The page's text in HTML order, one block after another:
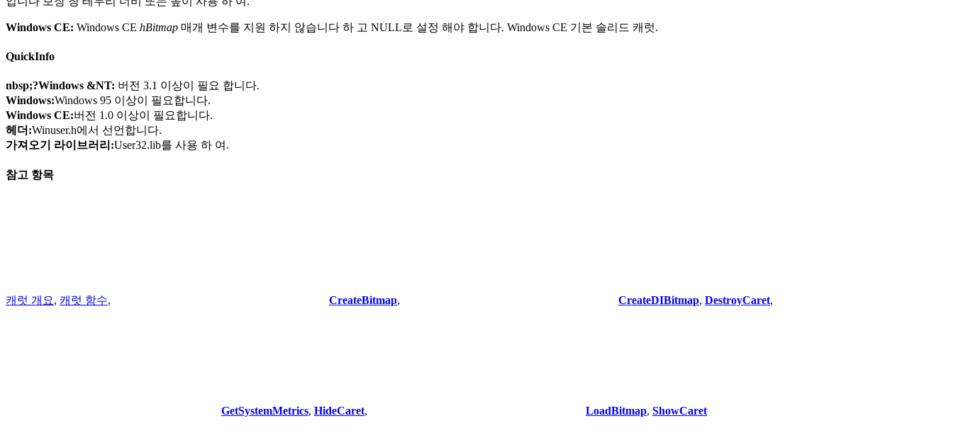
Windows CE: Windows CE hBitmap 매개 변수를 지원 하지 않습니다 하 고 NULL로 설정 해야 합니다. Windows CE 기본 솔리드 캐럿.
QuickInfo
nbsp;?Windows &NT: 버전 3.1 이상이 필요 합니다.
Windows:Windows 95 이상이 필요합니다.
Windows CE:버전 1.0 이상이 필요합니다.
헤더:Winuser.h에서 선언합니다.
가져오기 라이브러리:User32.lib를 사용 하 여.
참고 항목
캐럿 개요, 캐럿 함수, CreateBitmap, CreateDIBitmap, DestroyCaret,
GetSystemMetrics, HideCaret, LoadBitmap, ShowCaret